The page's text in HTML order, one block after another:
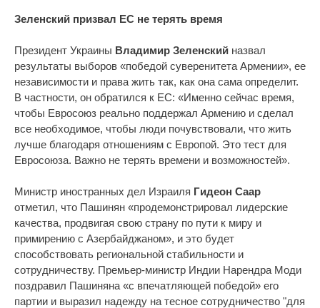
Зеленский призвал ЕС не терять время
Президент Украины Владимир Зеленский назвал
результаты выборов «победой суверенитета Армении», ее
независимости и права жить так, как она сама определит.
В частности, он обратился к ЕС: «Именно сейчас время,
чтобы Евросоюз реально поддержал Армению и сделал
все необходимое, чтобы люди почувствовали, что жить
лучше благодаря отношениям с Европой. Это тест для
Евросоюза. Важно не терять времени и возможностей».
Министр иностранных дел Израиля Гидеон Саар
отметил, что Пашинян «продемонстрировал лидерские
качества, продвигая свою страну по пути к миру и
примирению с Азербайджаном», и это будет
способствовать региональной стабильности и
сотрудничеству. Премьер-министр Индии Нарендра Моди
поздравил Пашиняна «с впечатляющей победой» его
партии и выразил надежду на тесное сотрудничество "для